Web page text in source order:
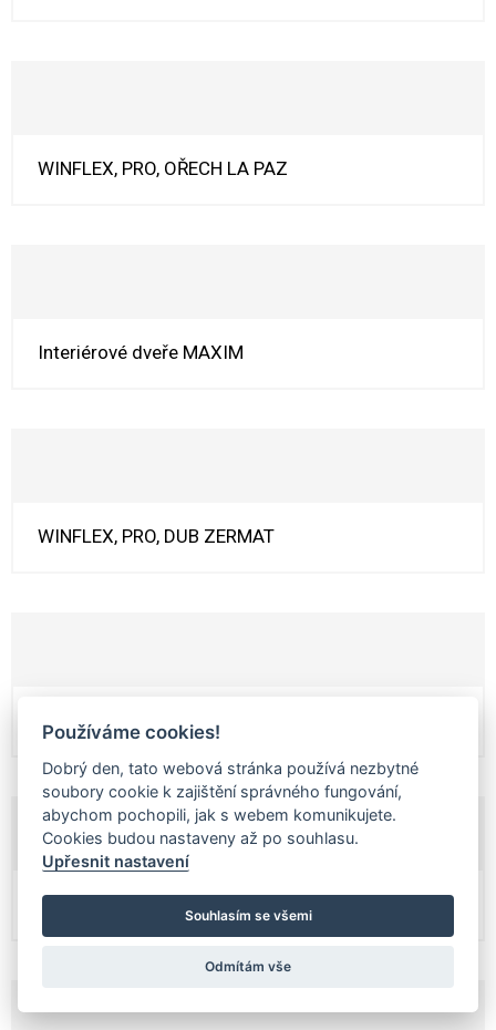
WINFLEX, PRO, OŘECH LA PAZ
Interiérové dveře MAXIM
WINFLEX, PRO, DUB ZERMAT
Interiérové dveře Bergamo
WINFLEX, PRO, DUB RUGGED
Používáme cookies!
Dobrý den, tato webová stránka používá nezbytné
soubory cookie k zajištění správného fungování,
abychom pochopili, jak s webem komunikujete.
Cookies budou nastaveny až po souhlasu.
Upřesnit nastavení
Souhlasím se všemi
Odmítám vše